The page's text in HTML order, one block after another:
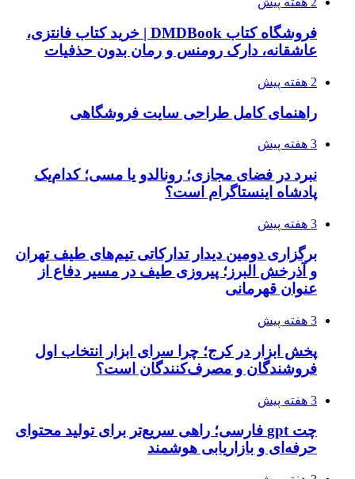
فروشگاه کتاب DMDBook | خرید کتاب فانتزی،
عاشقانه، دارک رومنس و رمان بدون حذفیات
2 هفته پیش
راهنمای کامل طراحی سایت فروشگاهی
3 هفته پیش
نبرد در فضای مجازی؛ رونالدو یا مسی؛ کدام‌یک
پادشاه اینستاگرام است؟
3 هفته پیش
برگزاری دومین دیدار تدارکاتی تیم‌های طیف تهران
و آذرخش البرز؛ پیروزی طیف در مسیر دفاع از
عنوان قهرمانی
3 هفته پیش
پخش ابزار در کرج؛ چرا سرای ابزار انتخاب اول
فروشندگان و مصرف‌کنندگان است؟
3 هفته پیش
چت gpt فارسی؛ راهی سریع‌تر برای تولید محتوای
حرفه‌ای و بازاریابی هوشمند